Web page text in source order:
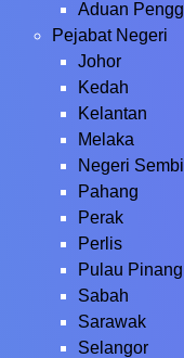
Aduan
Pejabat Negeri
Johor
Kedah
Kelantan
Melaka
Negeri
Pahang
Perak
Perlis
Pulau Pinang
Sabah
Sarawak
Selangor